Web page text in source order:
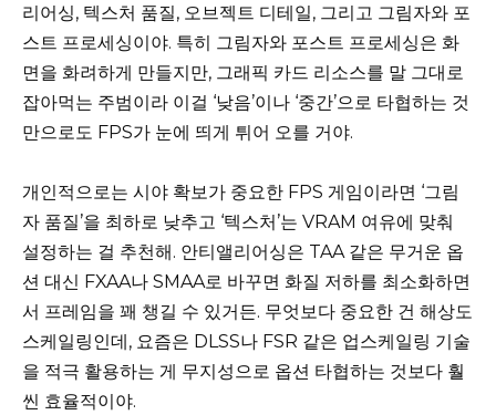
리어싱, 텍스처 품질, 오브젝트 디테일, 그리고 그림자와 포
스트 프로세싱이야. 특히 그림자와 포스트 프로세싱은 화
면을 화려하게 만들지만, 그래픽 카드 리소스를 말 그대로
잡아먹는 주범이라 이걸 ‘낮음’이나 ‘중간’으로 타협하는 것
만으로도 FPS가 눈에 띄게 튀어 오를 거야.
개인적으로는 시야 확보가 중요한 FPS 게임이라면 ‘그림
자 품질’을 최하로 낮추고 ‘텍스처’는 VRAM 여유에 맞춰
설정하는 걸 추천해. 안티앨리어싱은 TAA 같은 무거운 옵
션 대신 FXAA나 SMAA로 바꾸면 화질 저하를 최소화하면
서 프레임을 꽤 챙길 수 있거든. 무엇보다 중요한 건 해상도
스케일링인데, 요즘은 DLSS나 FSR 같은 업스케일링 기술
을 적극 활용하는 게 무지성으로 옵션 타협하는 것보다 훨
씬 효율적이야.